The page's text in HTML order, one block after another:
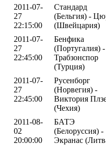
2011-07-
27
22:15:00
Стандард
(Бельгия) -
(Швейцария)
2011-07-
27
22:45:00
Бенфика
(Португалия) -
Трабзонспор
(Турция)
2011-07-
27
22:45:00
Русенборг
(Норвегия) -
Виктория
(Чехия)
2011-08-
02
20:00:00
БАТЭ
(Белоруссия) -
Экранас